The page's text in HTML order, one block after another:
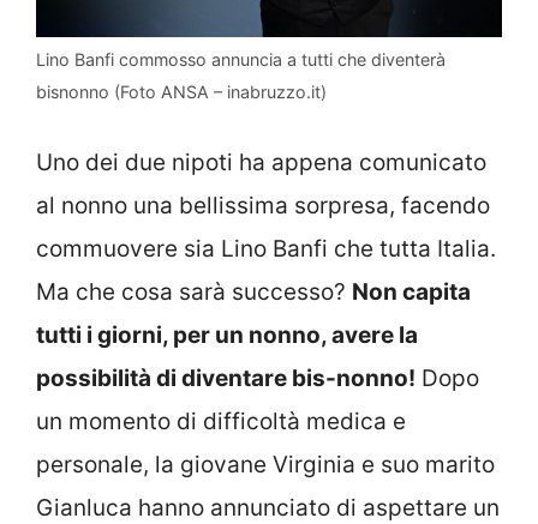
Lino Banfi commosso annuncia a tutti che diventerà
bisnonno (Foto ANSA – inabruzzo.it)
Uno dei due nipoti ha appena comunicato
al nonno una bellissima sorpresa, facendo
commuovere sia Lino Banfi che tutta Italia.
Ma che cosa sarà successo? Non capita
tutti i giorni, per un nonno, avere la
possibilità di diventare bis-nonno! Dopo
un momento di difficoltà medica e
personale, la giovane Virginia e suo marito
Gianluca hanno annunciato di aspettare un